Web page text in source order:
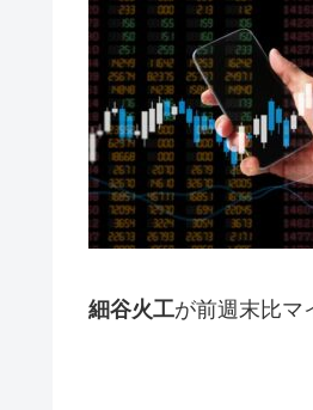
細谷火工が前週末比マ